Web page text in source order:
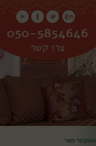
050-5854646
צרו קשר
שאקטי מאי